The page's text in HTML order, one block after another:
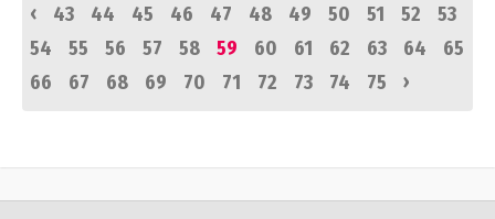
‹
43 44 45 46 47 48 49 50 51 52
53
54
55 56 57 58 59 60 61 62 63 64
65
66
67 68 69 70 71 72 73 74 75 ›